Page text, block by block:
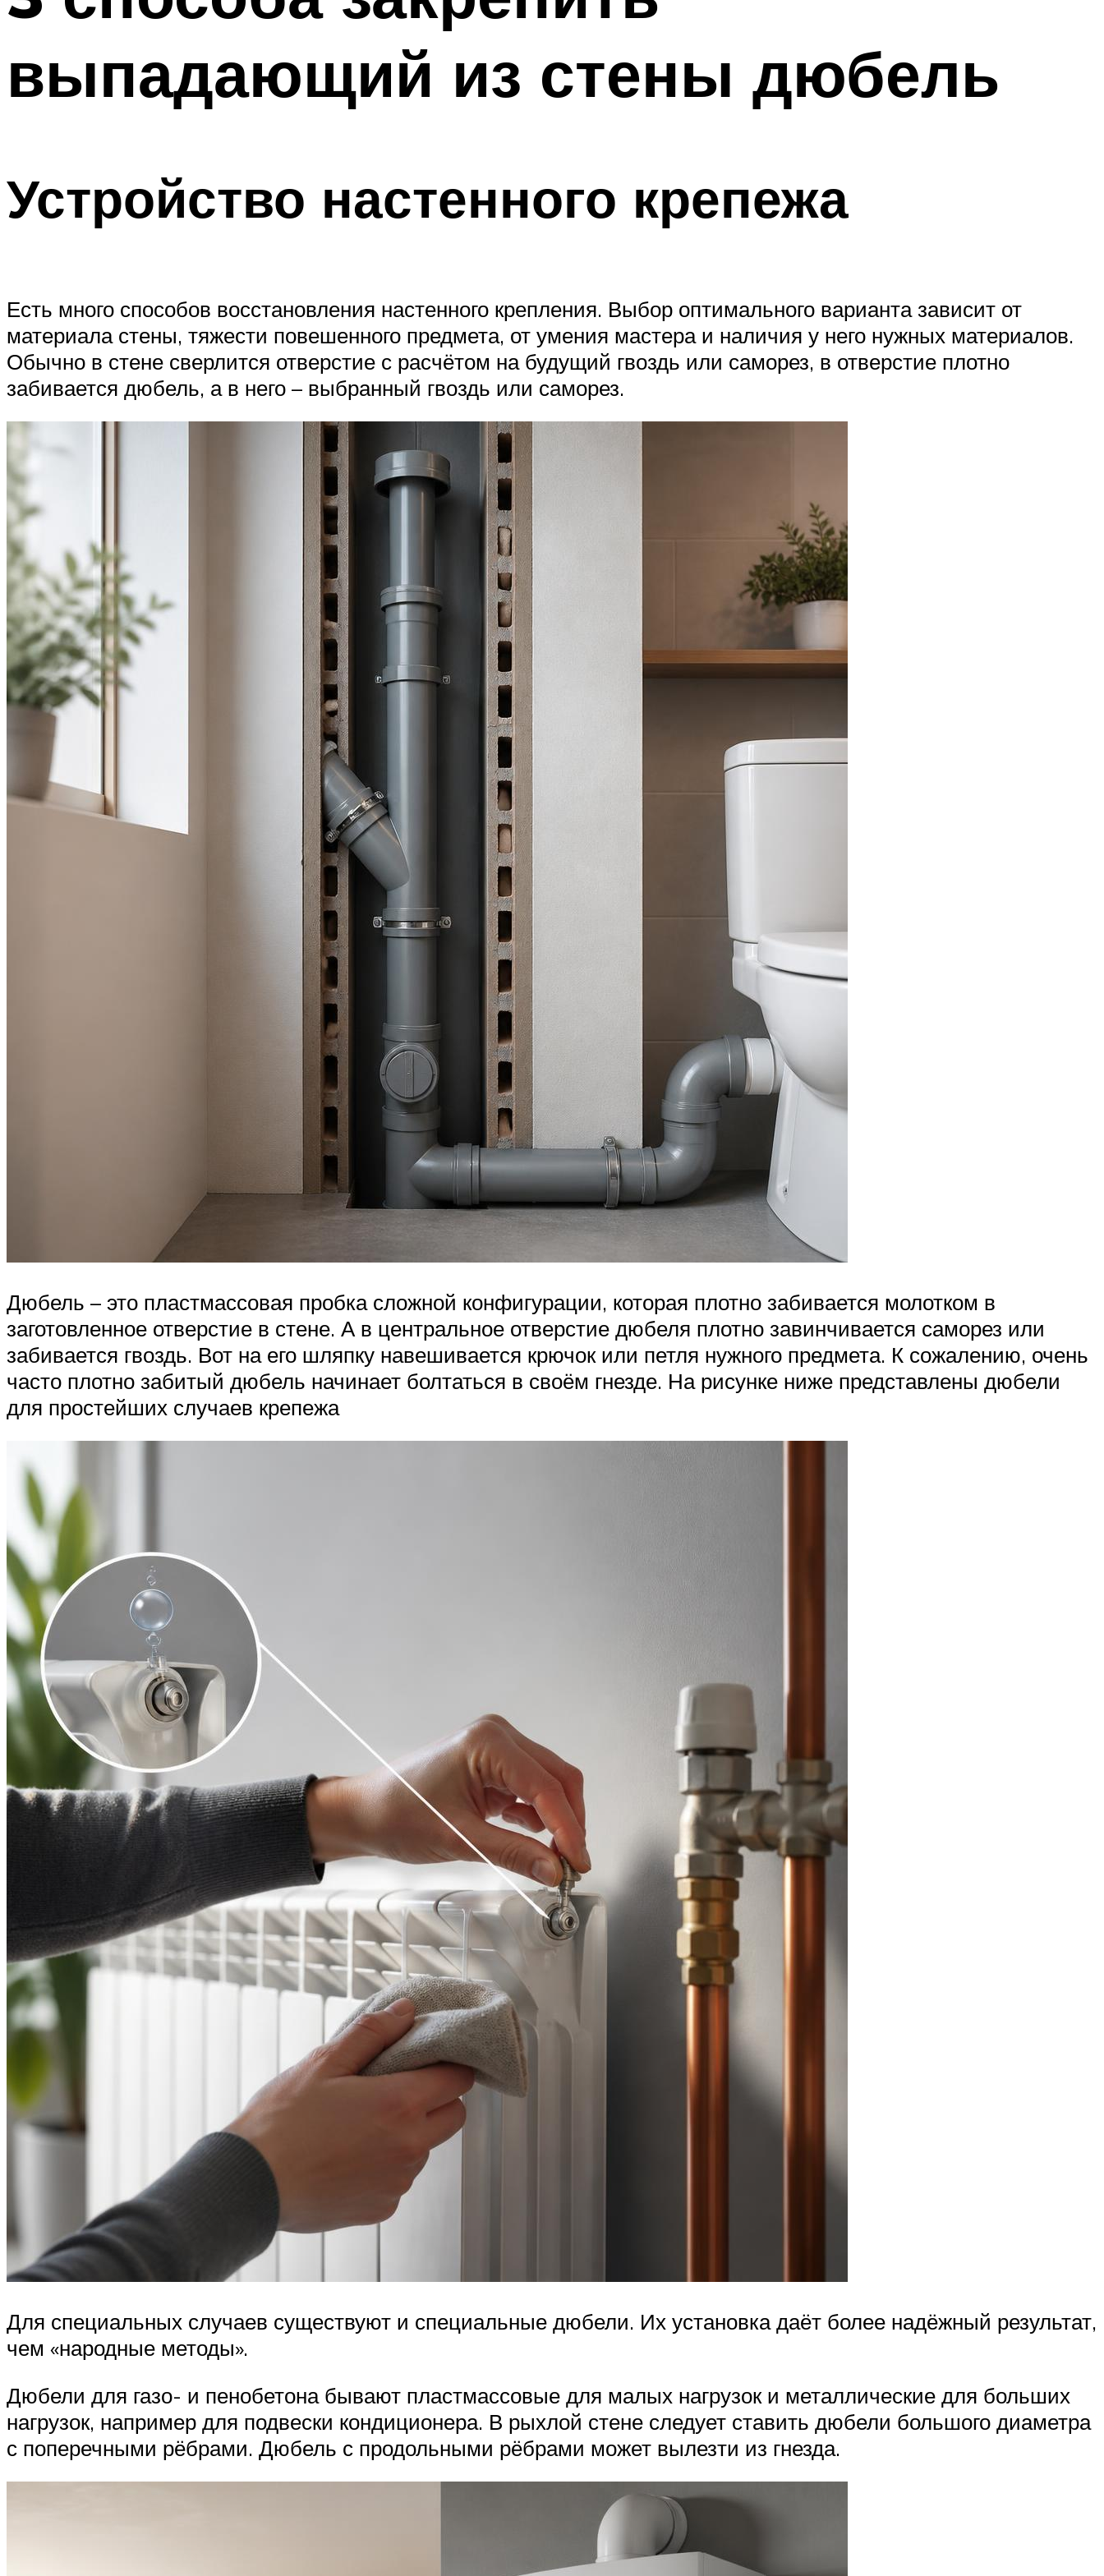
выпадающий из стены дюбель
Устройство настенного крепежа
Есть много способов восстановления настенного крепления. Выбор оптимального варианта зависит от
материала стены, тяжести повешенного предмета, от умения мастера и наличия у него нужных материалов.
Обычно в стене сверлится отверстие с расчётом на будущий гвоздь или саморез, в отверстие плотно
забивается дюбель, а в него – выбранный гвоздь или саморез.
Дюбель – это пластмассовая пробка сложной конфигурации, которая плотно забивается молотком в
заготовленное отверстие в стене. А в центральное отверстие дюбеля плотно завинчивается саморез или
забивается гвоздь. Вот на его шляпку навешивается крючок или петля нужного предмета. К сожалению, очень
часто плотно забитый дюбель начинает болтаться в своём гнезде. На рисунке ниже представлены дюбели
для простейших случаев крепежа
Для специальных случаев существуют и специальные дюбели. Их установка даёт более надёжный результат,
чем «народные методы».
Дюбели для газо- и пенобетона бывают пластмассовые для малых нагрузок и металлические для больших
нагрузок, например для подвески кондиционера. В рыхлой стене следует ставить дюбели большого диаметра
с поперечными рёбрами. Дюбель с продольными рёбрами может вылезти из гнезда.